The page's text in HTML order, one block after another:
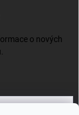
o nových